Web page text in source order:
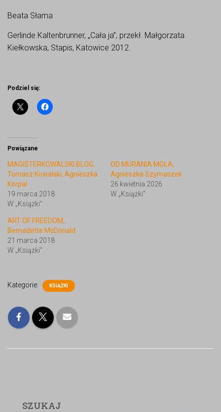
Beata Słama
Gerlinde Kaltenbrunner, „Cała ja”, przekł. Małgorzata
Kiełkowska, Stapis, Katowice 2012.
Podziel się:
Powiązane
MAGISTERKOWALSKI.BLOG,
Tomasz Kowalski, Agnieszka
Korpal
19 marca 2018
W „Książki"
OD MURANIA MGŁA,
Agnieszka Szymaszek
26 kwietnia 2026
W „Książki"
ART OF FREEDOM,
Bernadette McDonald
21 marca 2018
W „Książki"
Kategorie: KSIĄŻKI
SZUKAJ